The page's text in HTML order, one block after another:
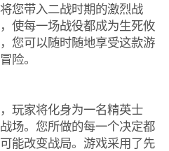
您带入二战时期的激烈战
使每一场战役都成为生死攸
您可以随时随地享受这款游
险。
玩家将化身为一名精英士
场。您所做的每一个决定都
能改变战局。游戏采用了先